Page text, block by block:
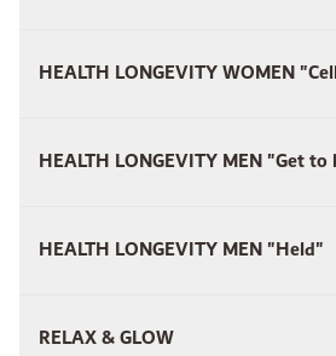
HEALTH LONGEVITY WOMEN
HEALTH LONGEVITY MEN "Get
HEALTH LONGEVITY MEN "Held"
RELAX & GLOW